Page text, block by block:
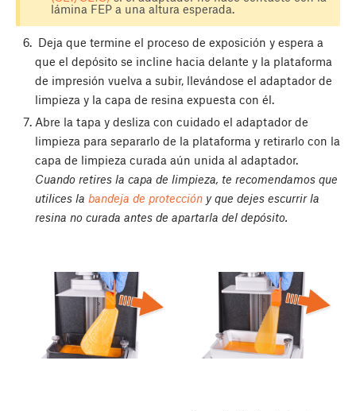
lámina FEP a una altura esperada.
Deja que termine el proceso de exposición y espera a
que el depósito se incline hacia delante y la plataforma
de impresión vuelva a subir, llevándose el adaptador de
limpieza y la capa de resina expuesta con él.
Abre la tapa y desliza con cuidado el adaptador de
limpieza para separarlo de la plataforma y retirarlo con la
capa de limpieza curada aún unida al adaptador.
Cuando retires la capa de limpieza, te recomendamos que
utilices la bandeja de proteccióny que dejes escurrir la
resina no curada antes de apartarla del depósito.